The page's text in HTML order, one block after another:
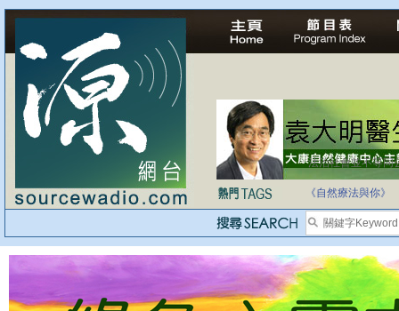
法治社會並不等同
自家教育合法化-
《自然療法與你》